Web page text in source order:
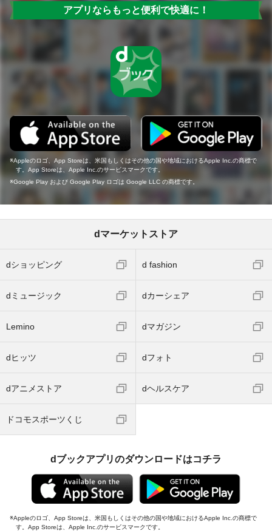
アプリならもっと便利で快適に！
Appleのロゴ、App Storeは、米国もしくはその他の国や地域におけるApple Inc.の商標で
す。App Storeは、Apple Inc.のサービスマークです。
Google Play および Google Play ロゴは Google LLC の商標です。
dマーケットストア
dショッピング d fashion
dミュージック dカーシェア
Lemino dマガジン
dヒッツ dフォト
dアニメストア dヘルスケア
ドコモスポーツくじ
dブックアプリのダウンロードはコチラ
Appleのロゴ、App Storeは、米国もしくはその他の国や地域におけるApple Inc.の商標で
す。App Storeは、Apple Inc.のサービスマークです。